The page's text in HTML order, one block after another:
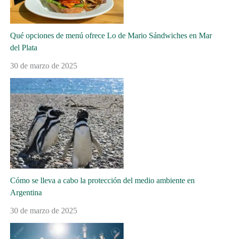
Qué opciones de menú ofrece Lo de Mario Sándwiches en Mar
del Plata
30 de marzo de 2025
Cómo se lleva a cabo la protección del medio ambiente en
Argentina
30 de marzo de 2025